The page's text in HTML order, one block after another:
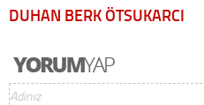
DUHAN BERK ÖTSUKARCI